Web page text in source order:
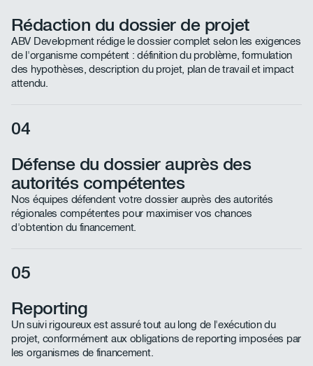
Rédaction du dossier de projet
ABV Development rédige le dossier complet selon les exigences
de l'organisme compétent : définition du problème, formulation
des hypothèses, description du projet, plan de travail et impact
attendu.
04
Défense du dossier auprès des
autorités compétentes
Nos équipes défendent votre dossier auprès des autorités
régionales compétentes pour maximiser vos chances
d'obtention du financement.
05
Reporting
Un suivi rigoureux est assuré tout au long de l'exécution du
projet, conformément aux obligations de reporting imposées par
les organismes de financement.